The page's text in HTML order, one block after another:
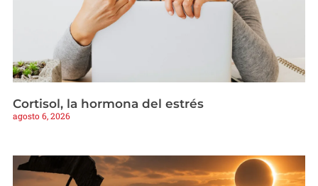
Cortisol, la hormona del estrés
agosto 6, 2026